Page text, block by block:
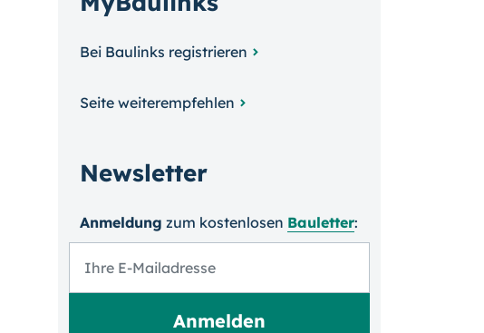
Bei Baulinks registrieren
Seite weiterempfehlen
Newsletter
Anmeldung zum kosten­losen Bauletter: